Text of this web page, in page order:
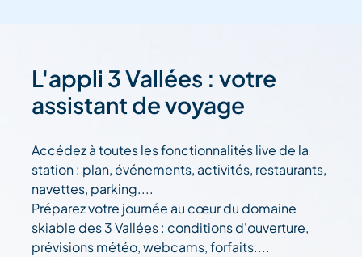
L'appli 3 Vallées : votre
assistant de voyage
Accédez à toutes les fonctionnalités live de la
station : plan, événements, activités, restaurants,
navettes, parking....
Préparez votre journée au cœur du domaine
skiable des 3 Vallées : conditions d'ouverture,
prévisions météo, webcams, forfaits....